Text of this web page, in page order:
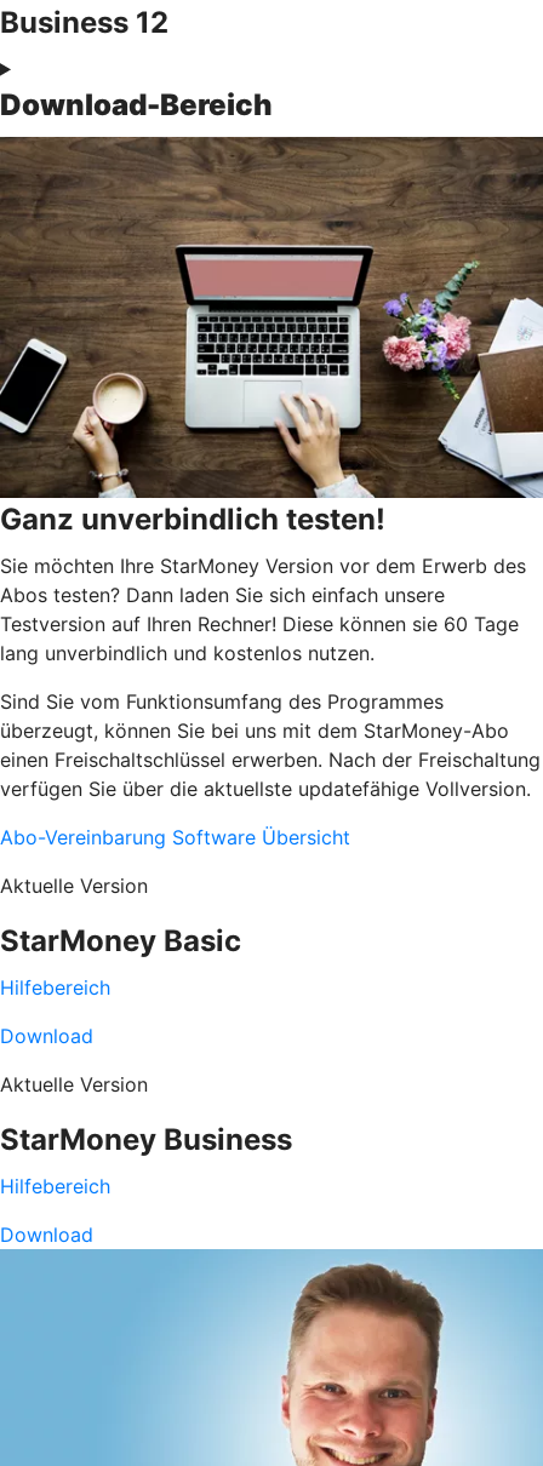
Business 12
Download-Bereich
Ganz unverbindlich testen!
Sie möchten Ihre StarMoney Version vor dem Erwerb des
Abos testen? Dann laden Sie sich einfach unsere
Testversion auf Ihren Rechner! Diese können sie 60 Tage
lang unverbindlich und kostenlos nutzen.
Sind Sie vom Funktionsumfang des Programmes
überzeugt, können Sie bei uns mit dem StarMoney-Abo
einen Freischaltschlüssel erwerben. Nach der Freischaltung
verfügen Sie über die aktuellste updatefähige Vollversion.
Abo-Vereinbarung Software Übersicht
Aktuelle Version
StarMoney Basic
Hilfebereich
Download
Aktuelle Version
StarMoney Business
Hilfebereich
Download